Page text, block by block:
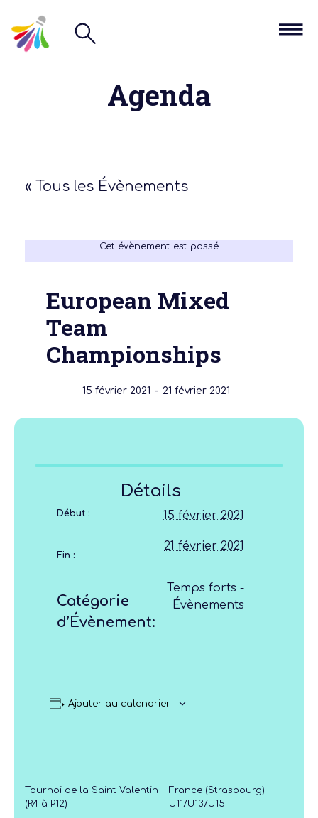
Agenda
« Tous les Évènements
Cet évènement est passé
European Mixed
Team
Championships
15 février 2021 - 21 février 2021
Détails
Début : 15 février 2021
Fin :
21 février 2021
Catégorie
d’Évènement:
Temps forts -
Évènements
Ajouter au calendrier
Tournoi de la Saint Valentin
(R4 à P12)
France (Strasbourg)
U11/U13/U15